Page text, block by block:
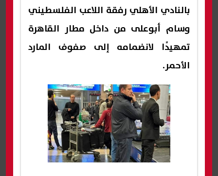
بالنادي الأهلي رفقة اللاعب الفلسطيني
وسام أبوعلى من داخل مطار القاهرة
تمهيدًا لانضمامه إلى صفوف المارد
الأحمر.